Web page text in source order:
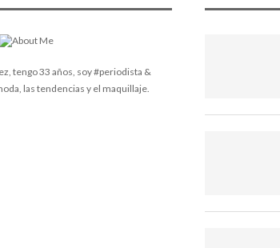
tengo 33 años, soy #periodista &
las tendencias y el maquillaje.